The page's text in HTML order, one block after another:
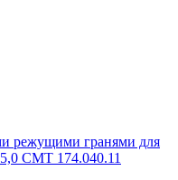
режущими гранями для
CMT 174.040.11